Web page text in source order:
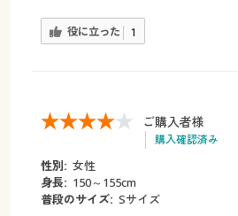
役に立った 1
ご購入者様
購入確認済み
性別: 女性
身長: 150～155cm
普段のサイズ: Sサイズ